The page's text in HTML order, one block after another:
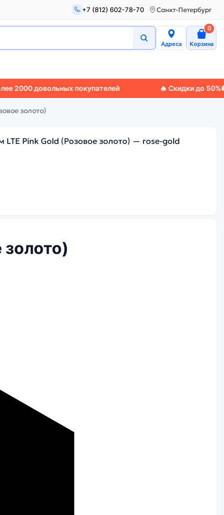
+7 (812) 602-78-70 Санкт-Петербург
Адреса Корзина
0
довольных покупателей 🔥 Скидки до 50%🚚
золото)